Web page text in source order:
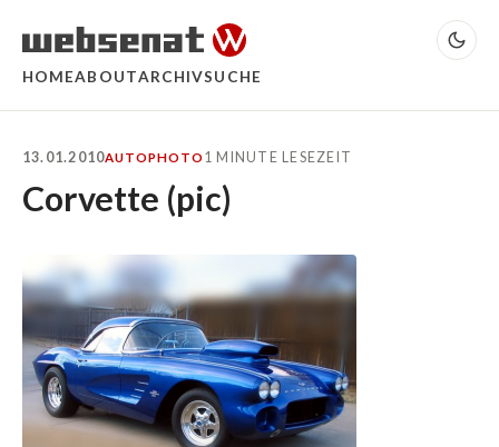
HOMEABOUTARCHIVSUCHE
13.01.2010AUTOPHOTO 1 MINUTE LESEZEIT
Corvette (pic)